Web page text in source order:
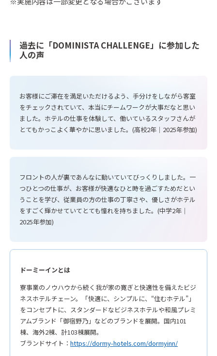
過去に「DOMINISTA CHALLENGE」に参加した
人の声
お客様にご滞在を満足いただけるよう、手分けをしながら客室
をチェックされていて、本当にチームワークが大事だなと思い
ました。ホテルの仕事を体験して、働いているスタッフさんが
とてもかっこよく華やかに思いました。(高校2年｜2025年参加)
フロントの人が裏であんなに動いていてびっくりしました。一
つひとつの仕事が、お客様が快適なひと時を過ごすためだとい
うことを学び、従業員の方の仕事の丁寧さや、優しさがホテル
をすごく輝かせていてとても憧れを持ちました。(中学2年｜
2025年参加)
ドーミーインとは
寮事業のノウハウから続く我が家の寛ぎと快適性を備えたビジ
ネスホテルチェーン。「快適に、シンプルに、“住むホテル”」
をコンセプトに、スタンダードなビジネスホテルや和風プレミ
アムブランド「御宿野乃」などのブランドを展開。国内101
棟、海外2棟、計103棟展開。
ブランドサイト： https://dormy-hotels.com/dormyinn/